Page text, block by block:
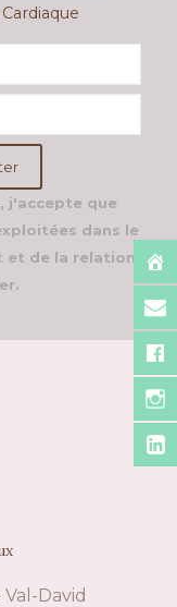
j'accepte que
dans le
et de la relation
David